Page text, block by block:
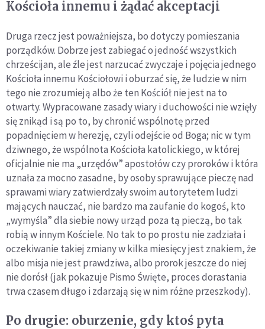
Kościoła innemu i żądać akceptacji
Druga rzecz jest poważniejsza, bo dotyczy pomieszania
porządków. Dobrze jest zabiegać o jedność wszystkich
chrześcijan, ale źle jest narzucać zwyczaje i pojęcia jednego
Kościoła innemu Kościołowi i oburzać się, że ludzie w nim
tego nie zrozumieją albo że ten Kościół nie jest na to
otwarty. Wypracowane zasady wiary i duchowości nie wzięły
się znikąd i są po to, by chronić wspólnotę przed
popadnięciem w herezję, czyli odejście od Boga; nic w tym
dziwnego, że wspólnota Kościoła katolickiego, w której
oficjalnie nie ma „urzędów” apostołów czy proroków i która
uznała za mocno zasadne, by osoby sprawujące pieczę nad
sprawami wiary zatwierdzały swoim autorytetem ludzi
mających nauczać, nie bardzo ma zaufanie do kogoś, kto
„wymyśla” dla siebie nowy urząd poza tą pieczą, bo tak
robią w innym Kościele. No tak to po prostu nie zadziała i
oczekiwanie takiej zmiany w kilka miesięcy jest znakiem, że
albo misja nie jest prawdziwa, albo prorok jeszcze do niej
nie dorósł (jak pokazuje Pismo Święte, proces dorastania
trwa czasem długo i zdarzają się w nim różne przeszkody).
Po drugie: oburzenie, gdy ktoś pyta